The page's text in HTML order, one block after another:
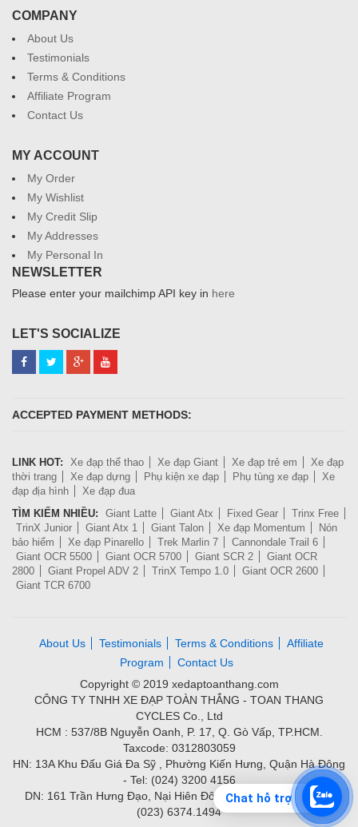
Chat hỗ trợ
COMPANY
About Us
Testimonials
Terms & Conditions
Affiliate Program
Contact Us
MY ACCOUNT
My Order
My Wishlist
My Credit Slip
My Addresses
My Personal In
NEWSLETTER
Please enter your mailchimp API key in here
LET'S SOCIALIZE
ACCEPTED PAYMENT METHODS:
LINK HOT: Xe đạp thể thao Xe đạp Giant Xe đạp trẻ em
Xe đạp
thời trang
Xe đạp dựng Phụ kiện xe đạp Phụ tùng xe đạp
Xe
đạp địa hình
Xe đạp đua
TÌM KIẾM NHIỀU:
Giant Latte Giant Atx Fixed Gear
Trinx Free
TrinX Junior
Giant Atx 1 Giant Talon Xe đạp Momentum
Nón
bảo hiểm
Xe đạp Pinarello Trek Marlin 7
Cannondale Trail 6
Giant OCR 5500
Giant OCR 5700 Giant SCR 2
Giant OCR
2800
Giant Propel ADV 2 TrinX Tempo 1.0
Giant OCR 2600
Giant TCR 6700
About Us Testimonials Terms & Conditions
Affiliate
Program
Contact Us
Copyright © 2019 xedaptoanthang.com
CÔNG TY TNHH XE ĐẠP TOÀN THẮNG - TOAN THANG
CYCLES Co., Ltd
HCM : 537/8B Nguyễn Oanh, P. 17, Q. Gò Vấp, TP.HCM.
Taxcode: 0312803059
HN: 13A Khu Đấu Giá Đa Sỹ , Phường Kiến Hưng, Quận Hà Đông
- Tel: (024) 3200 4156
DN: 161 Trần Hưng Đạo, Nại Hiên Đông, Quận Sơn Trà - Tel:
(023) 6374.1494